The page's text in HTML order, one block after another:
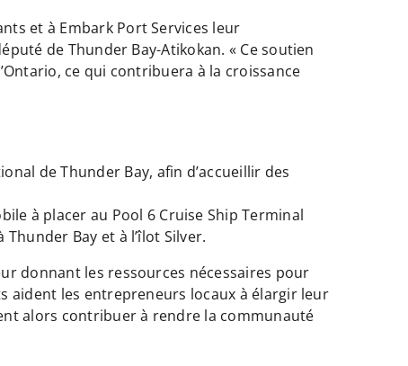
et à Embark Port Services leur
de Thunder Bay-Atikokan. « Ce soutien
ce qui contribuera à la croissance
de Thunder Bay, afin d’accueillir des
à placer au Pool 6 Cruise Ship Terminal
Bay et à l’îlot Silver.
donnant les ressources nécessaires pour
aident les entrepreneurs locaux à élargir leur
alors contribuer à rendre la communauté